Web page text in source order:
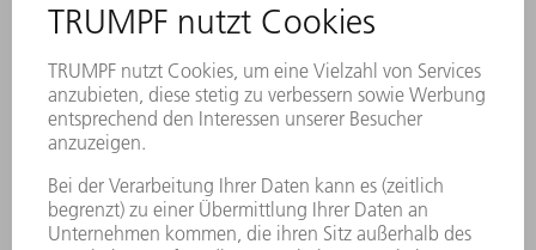
ObserveLine Professional
Leichte Düsenkollisionen können zu einer minimalen,
für den Bediener unsichtbaren Fehlpositionierung der
Schneidoptik führen. Es kommt zu erhöhter